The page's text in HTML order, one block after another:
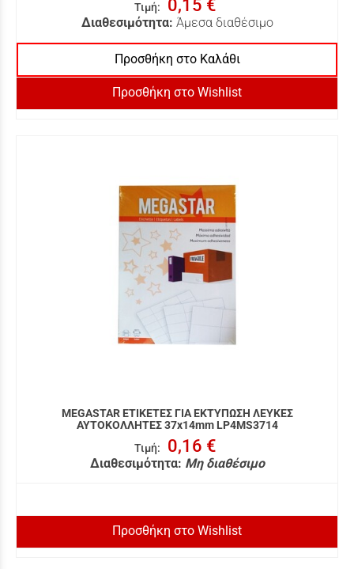
Τιμή: 0,15 €
Διαθεσιμότητα: Άμεσα διαθέσιμο
Προσθήκη στο Καλάθι
Προσθήκη στο Wishlist
MEGASTAR ΕΤΙΚΕΤΕΣ ΓΙΑ ΕΚΤΥΠΩΣΗ ΛΕΥΚΕΣ
ΑΥΤΟΚΟΛΛΗΤΕΣ 37x14mm LP4MS3714
Τιμή: 0,16 €
Διαθεσιμότητα: Μη διαθέσιμο
Προσθήκη στο Wishlist